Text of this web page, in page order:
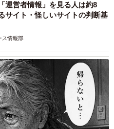
運営者情報」を見る人は約8
イト・怪しいサイトの判断基
ス情報部